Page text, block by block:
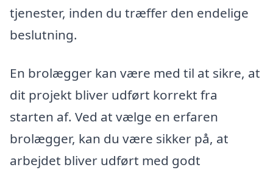
tjenester, inden du træffer den endelige
beslutning.
En brolægger kan være med til at sikre, at
dit projekt bliver udført korrekt fra
starten af. Ved at vælge en erfaren
brolægger, kan du være sikker på, at
arbejdet bliver udført med godt